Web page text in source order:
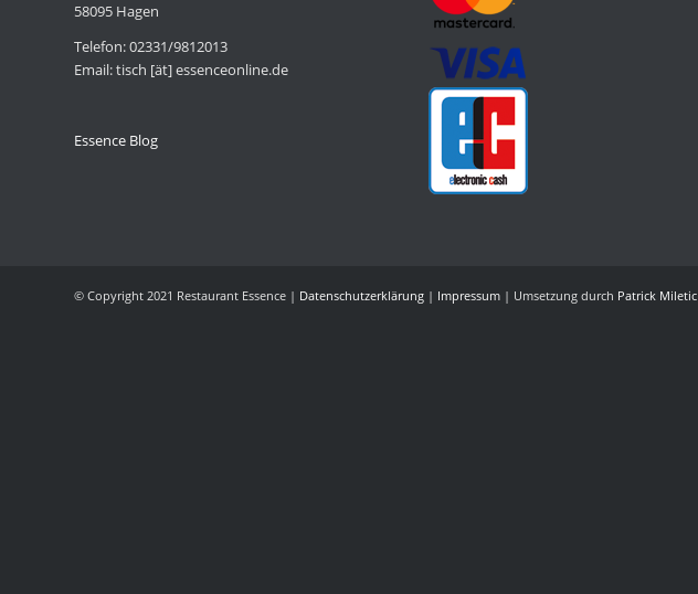
58095 Hagen
Telefon: 02331/9812013
Email: tisch [ät] essenceonline.de
Essence Blog
© Copyright 2021 Restaurant Essence | Datenschutzerklärung | Impressum | ‎Umsetzung durch Patrick Miletic